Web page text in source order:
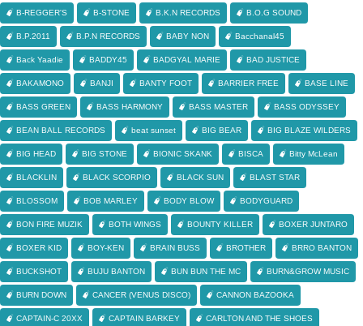
B-REGGER'S B-STONE B.K.N RECORDS B.O.G SOUND
B.P.2011 B.P.N RECORDS BABY NON Bacchanal45
Back Yaadie BADDY45 BADGYAL MARIE BAD JUSTICE
BAKAMONO BANJI BANTY FOOT BARRIER FREE BASE LINE
BASS GREEN BASS HARMONY BASS MASTER BASS ODYSSEY
BEAN BALL RECORDS beat sunset BIG BEAR BIG BLAZE WILDERS
BIG HEAD BIG STONE BIONIC SKANK BISCA Bitty McLean
BLACKLIN BLACK SCORPIO BLACK SUN BLAST STAR
BLOSSOM BOB MARLEY BODY BLOW BODYGUARD
BON FIRE MUZIK BOTH WINGS BOUNTY KILLER BOXER JUNTARO
BOXER KID BOY-KEN BRAIN BUSS BROTHER BRRO BANTON
BUCKSHOT BUJU BANTON BUN BUN THE MC BURN&GROW MUSIC
BURN DOWN CANCER (VENUS DISCO) CANNON BAZOOKA
CAPTAIN-C 20XX CAPTAIN BARKEY CARLTON AND THE SHOES